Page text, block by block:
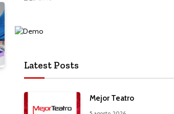
Latest Posts
Mejor Teatro